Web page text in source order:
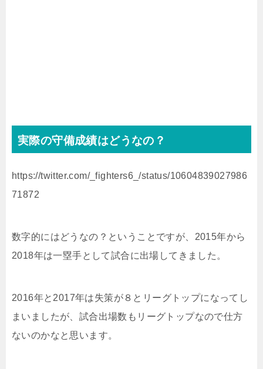
実際の守備成績はどうなの？
https://twitter.com/_fighters6_/status/10604839027986
71872
数字的にはどうなの？ということですが、2015年から
2018年は一塁手として試合に出場してきました。
2016年と2017年は失策が８とリーグトップになってし
まいましたが、試合出場数もリーグトップなので仕方
ないのかなと思います。